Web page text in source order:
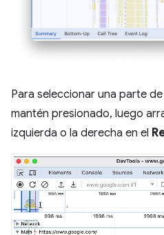
Para seleccionar una parte
mantén presionado, luego
izquierda o la derecha en el